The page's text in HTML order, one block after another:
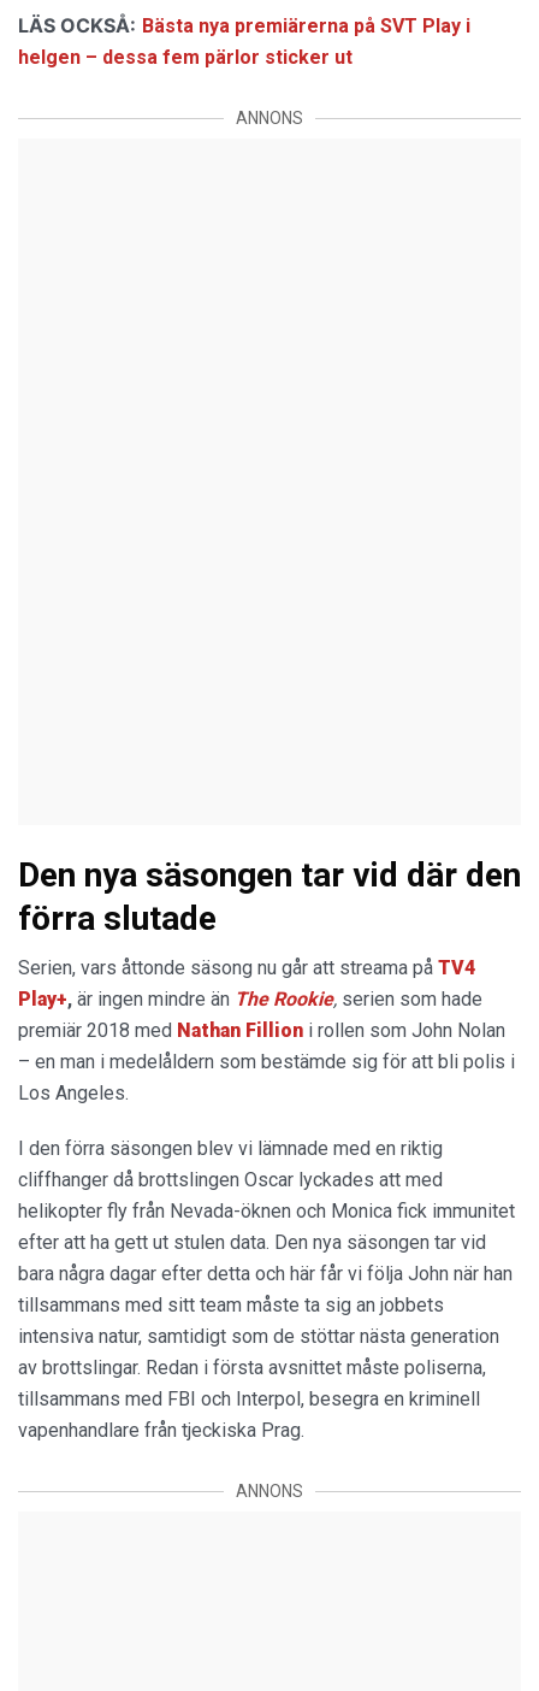
LÄS OCKSÅ: Bästa nya premiärerna på SVT Play i
helgen – dessa fem pärlor sticker ut
ANNONS
Den nya säsongen tar vid där den
förra slutade
Serien, vars åttonde säsong nu går att streama på TV4
Play+, är ingen mindre än The Rookie, serien som hade
premiär 2018 med Nathan Fillion i rollen som John Nolan
– en man i medelåldern som bestämde sig för att bli polis i
Los Angeles.
I den förra säsongen blev vi lämnade med en riktig
cliffhanger då brottslingen Oscar lyckades att med
helikopter fly från Nevada-öknen och Monica fick immunitet
efter att ha gett ut stulen data. Den nya säsongen tar vid
bara några dagar efter detta och här får vi följa John när han
tillsammans med sitt team måste ta sig an jobbets
intensiva natur, samtidigt som de stöttar nästa generation
av brottslingar. Redan i första avsnittet måste poliserna,
tillsammans med FBI och Interpol, besegra en kriminell
vapenhandlare från tjeckiska Prag.
ANNONS